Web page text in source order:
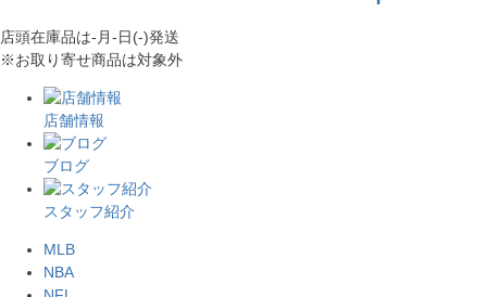
店頭在庫品は-月-日(-)発送
※お取り寄せ商品は対象外
店舗情報
ブログ
スタッフ紹介
MLB
NBA